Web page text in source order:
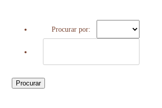
Procurar por:
Procurar